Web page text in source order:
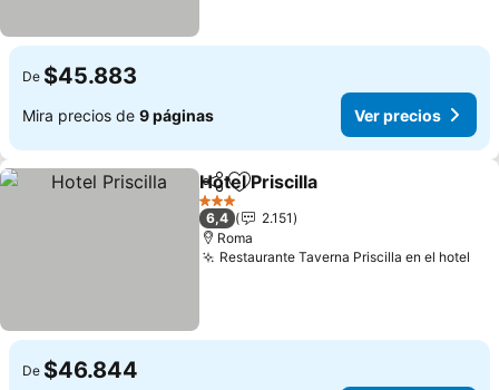
De $45.883
Mira precios de 9 páginas Ver precios
CompartirAgregar a favoritos
Hotel Priscilla
3 Estrellas
6,4
2.151
Roma
Restaurante Taverna Priscilla en el hotel
De $46.844